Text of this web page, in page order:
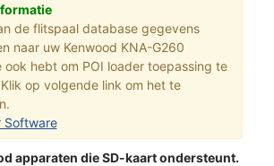
de flitspaal database gegevens
naar uw Kenwood KNA-G260
ook hebt om POI loader toepassing te
op volgende link om het te
Software
apparaten die SD-kaart ondersteunt.